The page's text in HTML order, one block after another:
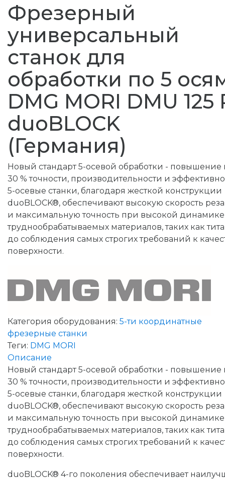
Фрезерный
универсальный
станок для
обработки по 5
DMG MORI DMU 125
duoBLOCK
(Германия)
Новый стандарт 5-осевой обработки - повышение
30 % точности, производительности и
5-осевые станки, благодаря жесткой конструкции
duoBLOCK®, обеспечивают высокую скорость
и максимальную точность при высокой
труднообрабатываемых материалов, таких как
до соблюдения самых строгих требований к
поверхности.
Категория оборудования: 5-ти координатные
фрезерные станки
Теги: DMG MORI
Описание
Новый стандарт 5-осевой обработки - повышение
30 % точности, производительности и
5-осевые станки, благодаря жесткой конструкции
duoBLOCK®, обеспечивают высокую скорость
и максимальную точность при высокой
труднообрабатываемых материалов, таких как
до соблюдения самых строгих требований к
поверхности.
duoBLOCK® 4-го поколения обеспечивает